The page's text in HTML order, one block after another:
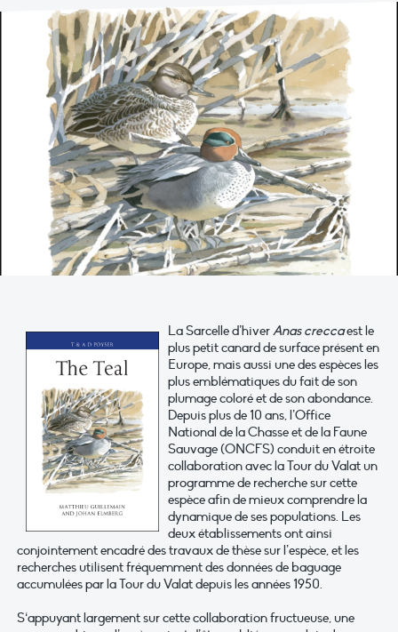
La Sarcelle d’hiverAnas creccaest le
plus petit canard de surface présent en
Europe, mais aussi une des espèces les
plus emblématiques du fait de son
plumage coloré et de son abondance.
Depuis plus de 10 ans, l’Office
National de la Chasse et de la Faune
Sauvage (ONCFS) conduit en étroite
collaboration avec la Tour du Valat un
programme de recherche sur cette
espèce afin de mieux comprendre la
dynamique de ses populations. Les
deux établissements ont ainsi
conjointement encadré des travaux de thèse sur l’espèce, et les
recherches utilisent fréquemment des données de baguage
accumulées par la Tour du Valat depuis les années 1950.
S‘appuyant largement sur cette collaboration fructueuse, une